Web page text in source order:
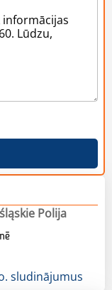
Polija
sludinājumus